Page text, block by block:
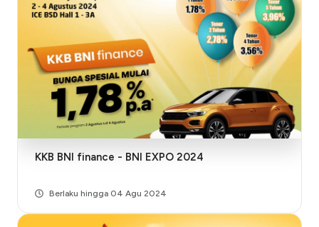
KKB BNI finance - BNI EXPO 2024
Berlaku hingga 04 Agu 2024